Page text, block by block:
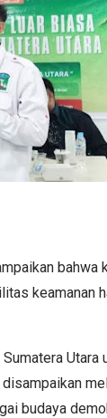
bahwa
keamanan
Utara
budaya